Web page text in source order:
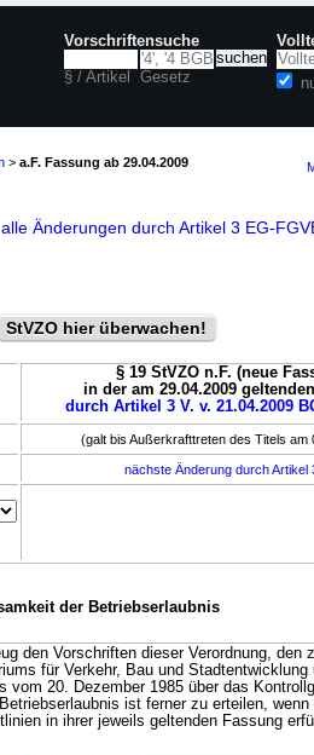
Vorschriftensuche
§ / Artikel Gesetz
> a.F. Fassung ab 29.04.2009
alle Änderungen durch Artikel 3 EG-
StVZO hier überwachen!
§ 19 StVZO n.F. (neue
in der am 29.04.2009
durch Artikel 3 V. v. 21.04.2009
(galt bis Außerkrafttreten des Titels am
nächste Änderung durch Artikel
der Betriebserlaubnis
den Vorschriften dieser Verordnung, den
für Verkehr, Bau und Stadtentwicklung
vom 20. Dezember 1985 über das
ist ferner zu erteilen, wenn
in ihrer jeweils geltenden Fassung